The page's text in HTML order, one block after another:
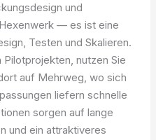
und
— es ist eine
Testen und Skalieren.
nutzen Sie
auf Mehrweg, wo sich
liefern schnelle
sorgen auf lange
und ein attraktiveres